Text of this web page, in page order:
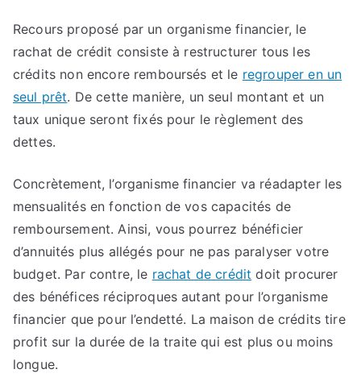
Recours proposé par un organisme financier, le
rachat de crédit consiste à restructurer tous les
crédits non encore remboursés et le regrouper en un
seul prêt. De cette manière, un seul montant et un
taux unique seront fixés pour le règlement des
dettes.
Concrètement, l’organisme financier va réadapter les
mensualités en fonction de vos capacités de
remboursement. Ainsi, vous pourrez bénéficier
d’annuités plus allégés pour ne pas paralyser votre
budget. Par contre, le rachat de crédit doit procurer
des bénéfices réciproques autant pour l’organisme
financier que pour l’endetté. La maison de crédits tire
profit sur la durée de la traite qui est plus ou moins
longue.